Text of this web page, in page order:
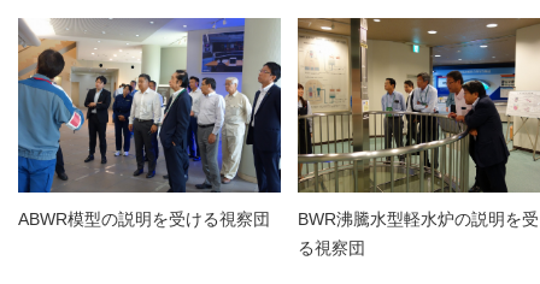
ABWR模型の説明を受ける視察団
BWR沸騰水型軽水炉の説明を
る視察団